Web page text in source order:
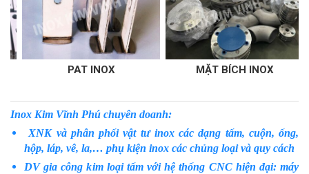
PAT INOX MẶT BÍCH INOX
Inox Kim Vĩnh Phú chuyên doanh:
XNK và phân phối vật tư inox các dạng tấm, cuộn, ống,
hộp, láp, vê, la,… phụ kiện inox các chủng loại và quy cách
DV gia công kim loại tấm với hệ thống CNC hiện đại: máy